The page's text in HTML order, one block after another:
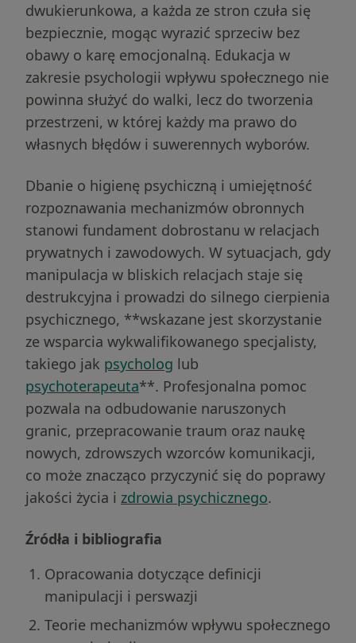
dwukierunkowa, a każda ze stron czuła się
bezpiecznie, mogąc wyrazić sprzeciw bez
obawy o karę emocjonalną. Edukacja w
zakresie psychologii wpływu społecznego nie
powinna służyć do walki, lecz do tworzenia
przestrzeni, w której każdy ma prawo do
własnych błędów i suwerennych wyborów.
Dbanie o higienę psychiczną i umiejętność
rozpoznawania mechanizmów obronnych
stanowi fundament dobrostanu w relacjach
prywatnych i zawodowych. W sytuacjach, gdy
manipulacja w bliskich relacjach staje się
destrukcyjna i prowadzi do silnego cierpienia
psychicznego, **wskazane jest skorzystanie
ze wsparcia wykwalifikowanego specjalisty,
takiego jak psycholog lub
psychoterapeuta**. Profesjonalna pomoc
pozwala na odbudowanie naruszonych
granic, przepracowanie traum oraz naukę
nowych, zdrowszych wzorców komunikacji,
co może znacząco przyczynić się do poprawy
jakości życia i zdrowia psychicznego.
Źródła i bibliografia
Opracowania dotyczące definicji
manipulacji i perswazji
Teorie mechanizmów wpływu społecznego
i toksyczność?
Dobierz terapeutę
4.8on Google